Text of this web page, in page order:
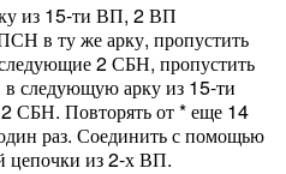
из 15-ти ВП, 2 ВП
в ту же арку, пропустить
2 СБН, пропустить
следующую арку из 15-ти
СБН. Повторять от * еще 14
раз. Соединить с помощью
цепочки из 2-х ВП.